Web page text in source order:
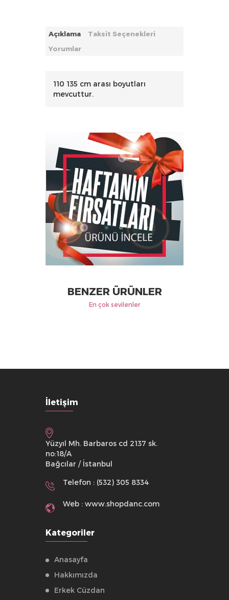
Açıklama
Taksit Seçenekleri
Yorumlar
110 135 cm arası boyutları
mevcuttur.
BENZER ÜRÜNLER
En çok sevilenler
İletişim
Yüzyıl Mh. Barbaros cd 2137 sk.
no:18/A
Bağcılar / İstanbul
Telefon : (532) 305 8334
Web : www.shopdanc.com
Kategoriler
Anasayfa
Hakkımızda
Erkek Cüzdan